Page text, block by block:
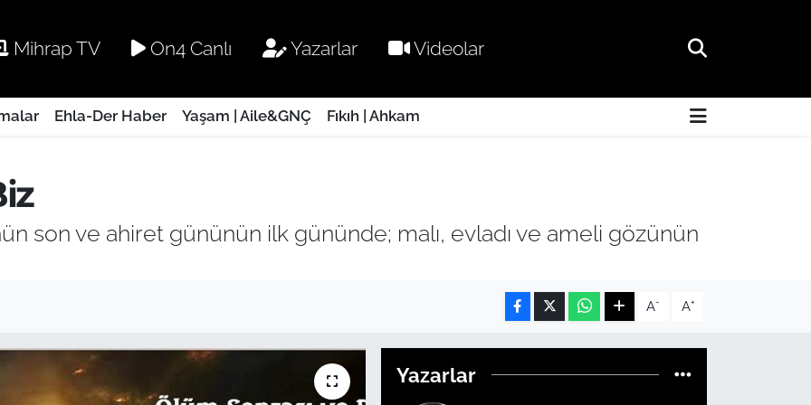
Mihrap TV On4 Canlı Yazarlar Videolar
Ehla-Der Haber Yaşam | Aile&GNÇ Fıkıh | Ahkam
son ve ahiret gününün ilk gününde; malı, evladı ve ameli gözünün
A- A+
Yazarlar